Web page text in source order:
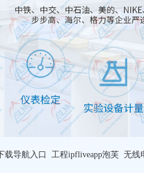
载导航入口 工程ipfliveapp泡芙 无线